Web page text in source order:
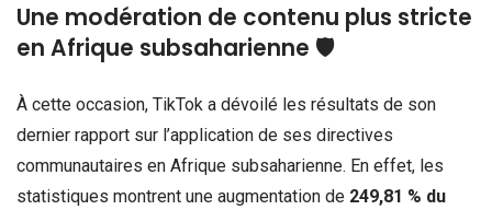
Une modération de contenu plus stricte
en Afrique subsaharienne 🛡️
À cette occasion, TikTok a dévoilé les résultats de son
dernier rapport sur l’application de ses directives
communautaires en Afrique subsaharienne. En effet, les
statistiques montrent une augmentation de 249,81 % du